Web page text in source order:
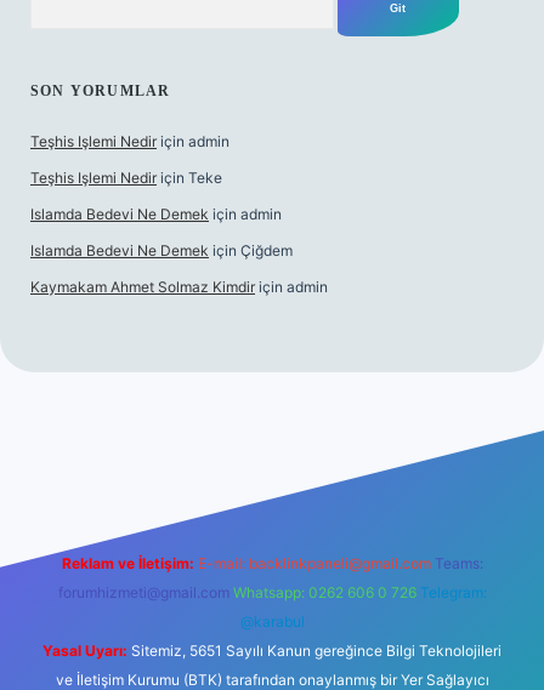
SON YORUMLAR
Teşhis Işlemi Nedir için admin
Teşhis Işlemi Nedir için Teke
Islamda Bedevi Ne Demek için admin
Islamda Bedevi Ne Demek için Çiğdem
Kaymakam Ahmet Solmaz Kimdir için admin
Reklam ve İletişim: E-mail: backlinkpaneli@gmail.com Teams:
forumhizmeti@gmail.com Whatsapp: 0262 606 0 726 Telegram:
@karabul
Yasal Uyarı: Sitemiz, 5651 Sayılı Kanun gereğince Bilgi Teknolojileri
ve İletişim Kurumu (BTK) tarafından onaylanmış bir Yer Sağlayıcı